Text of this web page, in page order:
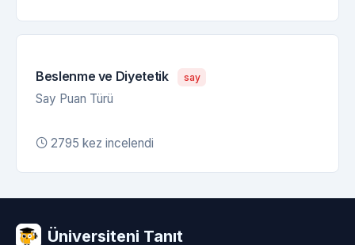
Beslenme ve Diyetetik say
Say Puan Türü
2795 kez incelendi
Üniversiteni Tanıt